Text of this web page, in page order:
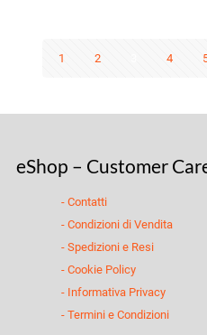
1 2 4
eShop – Customer
- Contatti
- Condizioni di Vendita
- Spedizioni e Resi
- Cookie Policy
- Informativa Privacy
- Termini e Condizioni